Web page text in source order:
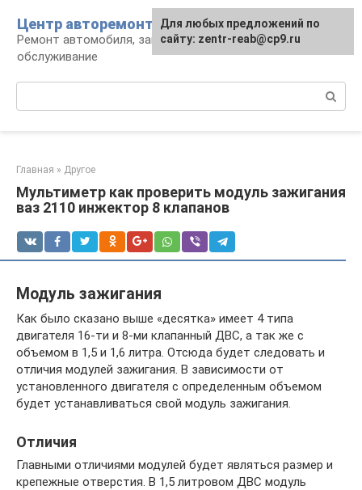
контенту
Центр авторемонта
Ремонт автомобиля, запчасти и
обслуживание
Главная » Другое
Мультиметр как проверить модуль зажигания
ваз 2110 инжектор 8 клапанов
Модуль зажигания
Как было сказано выше «десятка» имеет 4 типа
двигателя 16-ти и 8-ми клапанный ДВС, а так же с
объемом в 1,5 и 1,6 литра. Отсюда будет следовать и
отличия модулей зажигания. В зависимости от
установленного двигателя с определенным объемом
будет устанавливаться свой модуль зажигания.
Отличия
Главными отличиями модулей будет являться размер и
крепежные отверстия. В 1,5 литровом ДВС модуль
Для любых предложений по
сайту: zentr-reab@cp9.ru